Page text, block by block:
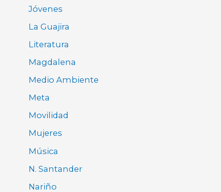
Jóvenes
La Guajira
Literatura
Magdalena
Medio Ambiente
Meta
Movilidad
Mujeres
Música
N. Santander
Nariño